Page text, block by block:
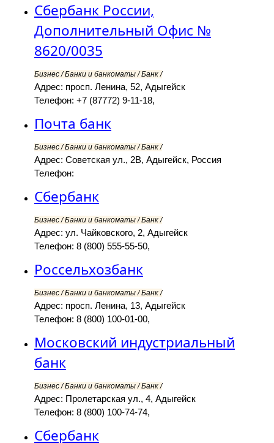
Сбербанк России,
Дополнительный Офис №
8620/0035
Бизнес / Банки и банкоматы / Банк /
Адрес: просп. Ленина, 52, Адыгейск
Телефон: +7 (87772) 9-11-18,
Почта банк
Бизнес / Банки и банкоматы / Банк /
Адрес: Советская ул., 2В, Адыгейск, Россия
Телефон:
Сбербанк
Бизнес / Банки и банкоматы / Банк /
Адрес: ул. Чайковского, 2, Адыгейск
Телефон: 8 (800) 555-55-50,
Россельхозбанк
Бизнес / Банки и банкоматы / Банк /
Адрес: просп. Ленина, 13, Адыгейск
Телефон: 8 (800) 100-01-00,
Московский индустриальный
банк
Бизнес / Банки и банкоматы / Банк /
Адрес: Пролетарская ул., 4, Адыгейск
Телефон: 8 (800) 100-74-74,
Сбербанк